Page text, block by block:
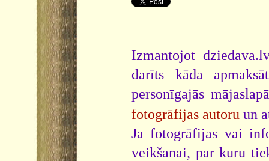
Izmantojot
darīts kāda
personīgajās
fotogrāfijas autoru un
Ja fotogrāfijas vai
veikšanai, par kuru